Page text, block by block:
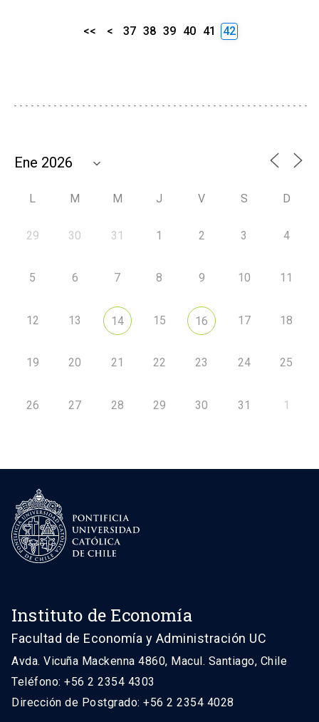
<< < 37 38 39 40 41 42
L M M J V S D
29 30 31 1 2 3 4
5 6 7 8 9 10 11
12 13 14 15 16 17 18
19 20 21 22 23 24 25
26 27 28 29 30 31 1
Instituto de Economía
Facultad de Economía y Administración UC
Avda. Vicuña Mackenna 4860, Macul. Santiago, Chile
Teléfono: +56 2 2354 4303
Dirección de Postgrado: +56 2 2354 4028